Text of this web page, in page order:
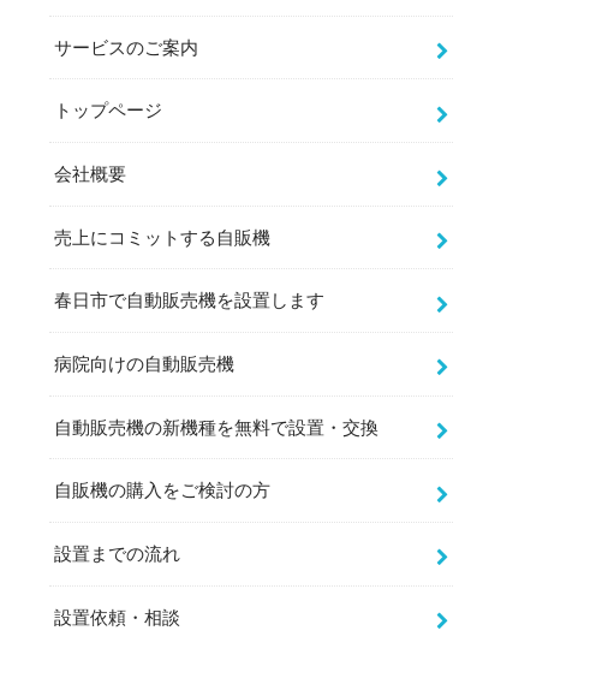
サービスのご案内
トップページ
会社概要
売上にコミットする自販機
春日市で自動販売機を設置します
病院向けの自動販売機
自動販売機の新機種を無料で設置・交換
自販機の購入をご検討の方
設置までの流れ
設置依頼・相談